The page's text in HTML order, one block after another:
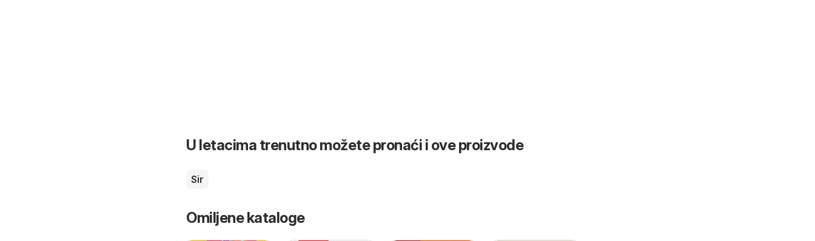
U letacima trenutno možete pronaći i ove proizvode
Sir
Omiljene kataloge